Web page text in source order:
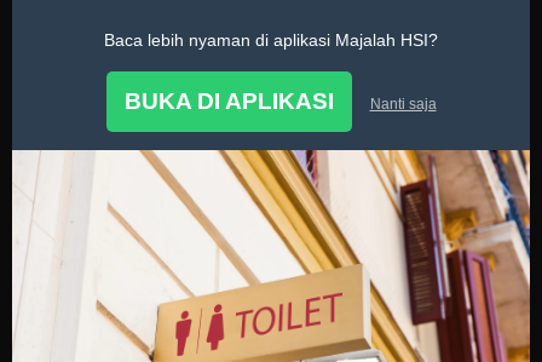
Baca lebih nyaman di aplikasi Majalah HSI?
BUKA DI APLIKASI Nanti saja